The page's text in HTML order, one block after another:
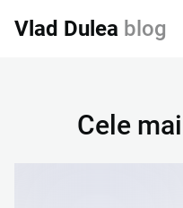
Vlad Dulea blog
Cele